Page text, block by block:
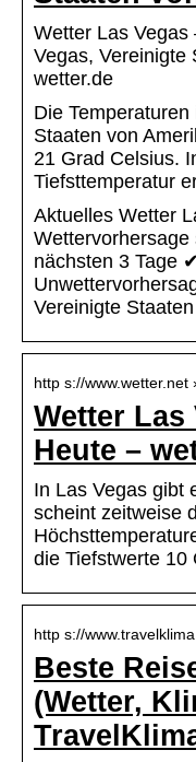
Wetter Las
Vegas, Vereinigte
wetter.de
Die
Staaten von
21 Grad Celsius.
Tiefsttemperatur
Aktuelles Wetter
nächsten 3 Tage
Vereinigte
http s://www.wetter.net
Wetter Las
Heute –
In Las Vegas gibt
scheint zeitweise
die Tiefstwerte
http s://
Beste
(Wetter,